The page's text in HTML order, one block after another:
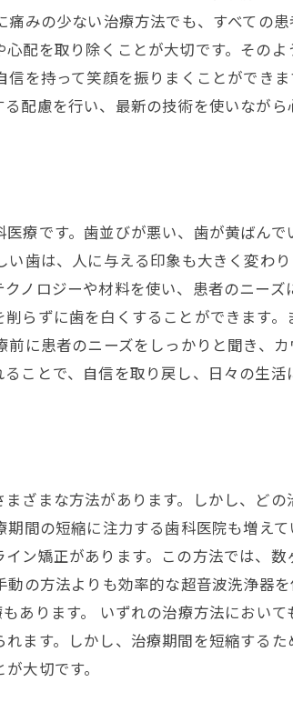
みの少ない治療方法でも、すべての
配を取り除くことが大切です。その
を持って笑顔を振りまくことができ
配慮を行い、最新の技術を使いながら
療です。歯並びが悪い、歯が黄ばんで
歯は、人に与える印象も大きく変わ
ノロジーや材料を使い、患者のニー
らずに歯を白くすることができます
に患者のニーズをしっかりと聞き、
ことで、自信を取り戻し、日々の生活
ざまな方法があります。しかし、ど
間の短縮に注力する歯科医院も増え
ン矯正があります。この方法では、
の方法よりも効率的な超音波洗浄器
あります。 いずれの治療方法におい
ます。しかし、治療期間を短縮する
大切です。